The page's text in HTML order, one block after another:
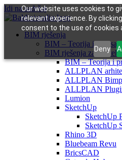
Our website uses cookies to
relevant experience. By
consent to the use of cookies
Deny
Idi na sadržaj
BIM rješenja
BIM – Teorija i praksa
BIM rješenja za
BIM – Teorija i
ALLPLAN
ALLPLAN
ALLPLAN
Lumion
SketchUp
SketchUp
SketchUp
Rhino 3D
Bluebeam Revu
BricsCAD